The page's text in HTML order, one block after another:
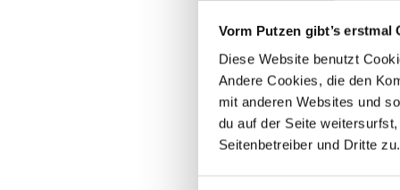
Vorm Putzen gibt’s
Diese Website benutzt
Andere Cookies, die den
mit anderen Websites und
du auf der Seite
Seitenbetreiber und Dritte